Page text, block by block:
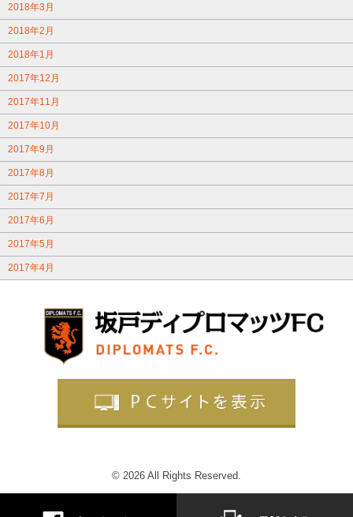
2018年3月
2018年2月
2018年1月
2017年12月
2017年11月
2017年10月
2017年9月
2017年8月
2017年7月
2017年6月
2017年5月
2017年4月
© 2026 All Rights Reserved.